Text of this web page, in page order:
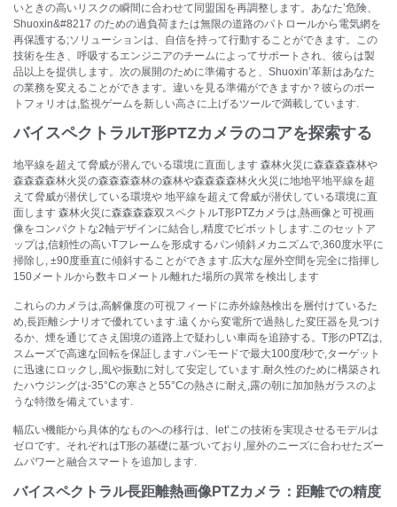
いときの高いリスクの瞬間に合わせて同盟国を再調整します。あなた’危険、
Shuoxin&#8217 のための過負荷または無限の道路のパトロールから電気網を
再保護する;ソリューションは、自信を持って行動することができます。この
技術を生き、呼吸するエンジニアのチームによってサポートされ、彼らは製
品以上を提供します。次の展開のために準備すると、Shuoxin’革新はあなた
の業務を変えることができます。違いを見る準備ができますか？彼らのポー
トフォリオは,監視ゲームを新しい高さに上げるツールで満載しています.
バイスペクトラルT形PTZカメラのコアを探索する
地平線を超えて脅威が潜んでいる環境に直面します 森林火災に森森森森林や
森森森森林火災の森森森森林の森林や森森森森林火火災に地地平地平線を超
えて脅威が潜伏している環境や 地平線を超えて脅威が潜伏している環境に直
面します 森林火災に森森森森双スペクトルT形PTZカメラは,熱画像と可視画
像をコンパクトな2軸デザインに結合し,精度でピボットします.このセットア
ップは,信頼性の高いTフレームを形成するパン傾斜メカニズムで,360度水平に
掃除し, ±90度垂直に傾斜することができます.広大な屋外空間を完全に指揮し
150メートルから数キロメートル離れた場所の異常を検出します
これらのカメラは,高解像度の可視フィードに赤外線熱検出を層付けているた
め,長距離シナリオで優れています.遠くから変電所で過熱した変圧器を見つけ
るか、煙を通じてさえ国境の道路上で疑わしい車両を追跡する。T形のPTZは,
スムーズで高速な回転を保証します.パンモードで最大100度/秒で,ターゲット
に迅速にロックし,風や振動に対して安定しています.耐久性のために構築され
たハウジングは-35°Cの寒さと55°Cの熱さに耐え,露の朝に加加熱ガラスのよ
うな特徴を備えています.
幅広い機能から具体的なものへの移行は、let’この技術を実現させるモデルは
ゼロです。それぞれはT形の基礎に基づいており,屋外のニーズに合わせたズー
ムパワーと融合スマートを追加します.
バイスペクトラル長距離熱画像PTZカメラ：距離での精度